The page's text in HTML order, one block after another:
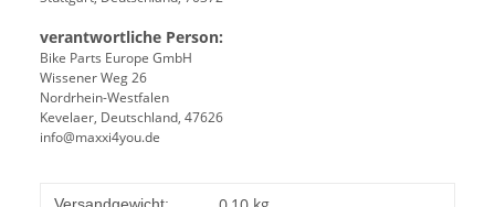
verantwortliche Person:
Bike Parts Europe GmbH
Wissener Weg 26
Nordrhein-Westfalen
Kevelaer, Deutschland, 47626
info@maxxi4you.de